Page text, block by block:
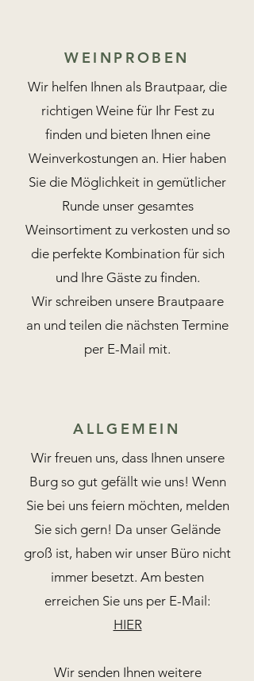
WEINPROBEN
Wir helfen Ihnen als Brautpaar, die
richtigen Weine für Ihr Fest zu
finden und bieten Ihnen eine
Weinverkostungen an. Hier haben
Sie die Möglichkeit in gemütlicher
Runde unser gesamtes
Weinsortiment zu verkosten und so
die perfekte Kombination für sich
und Ihre Gäste zu finden.
Wir schreiben unsere Brautpaare
an und teilen die nächsten Termine
per E-Mail mit.
ALLGEMEIN
Wir freuen uns, dass Ihnen unsere
Burg so gut gefällt wie uns! Wenn
Sie bei uns feiern möchten, melden
Sie sich gern! Da unser Gelände
groß ist, haben wir unser Büro nicht
immer besetzt. Am besten
erreichen Sie uns per E-Mail:
HIER
Wir senden Ihnen weitere